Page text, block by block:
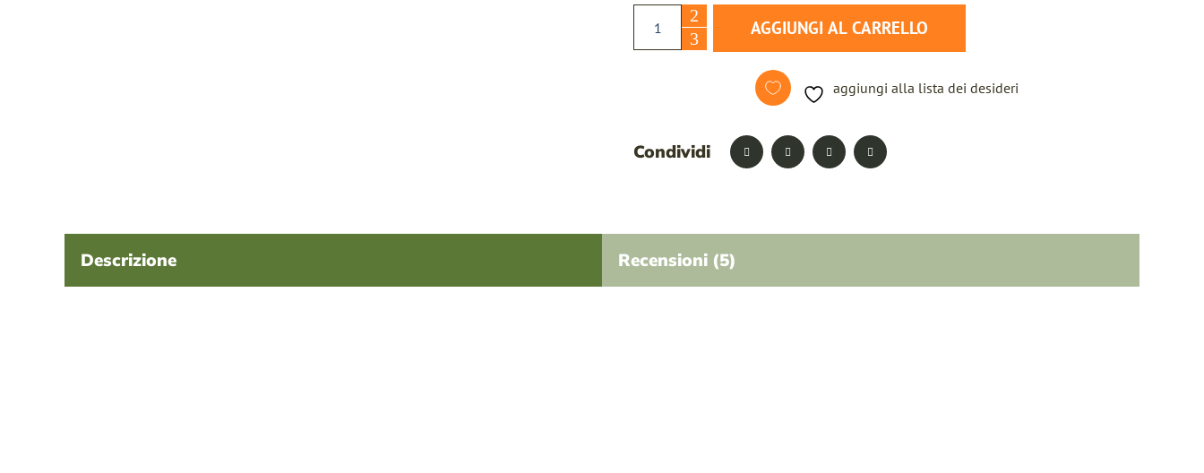
Olio EVO Primissimo - 6 bottiglie da 750 ml quantity
AGGIUNGI AL CARRELLO
aggiungi alla lista dei desideri
Condividi
Descrizione Recensioni (5)